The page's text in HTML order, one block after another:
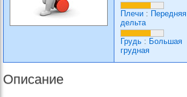
Плечи : Передняя
дельта
Грудь : Большая
грудная
Описание